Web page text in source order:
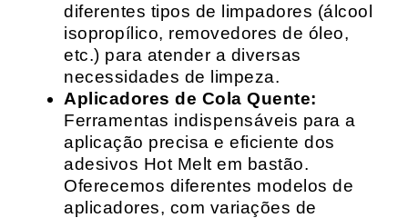
diferentes tipos de limpadores (álcool
isopropílico, removedores de óleo,
etc.) para atender a diversas
necessidades de limpeza.
Aplicadores de Cola Quente:
Ferramentas indispensáveis para a
aplicação precisa e eficiente dos
adesivos Hot Melt em bastão.
Oferecemos diferentes modelos de
aplicadores, com variações de